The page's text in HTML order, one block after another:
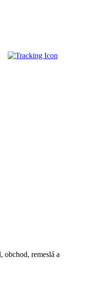
obchod, remeslá a